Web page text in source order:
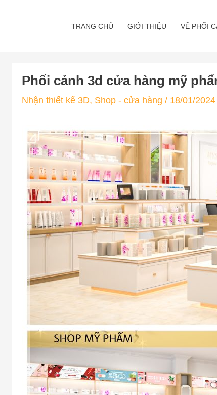
TRANG CHỦ GIỚI THIỆU VẼ PHỐI
Phối cảnh 3d cửa hàng mỹ
Nhận thiết kế 3D, Shop - cửa hàng / 18/01/2024